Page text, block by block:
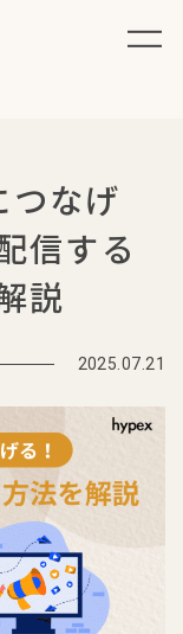
なげ
信する
説
2025.07.21